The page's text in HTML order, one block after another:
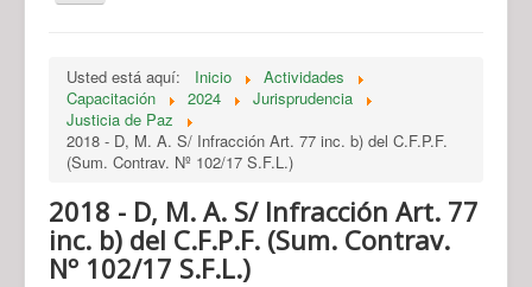
Legislación
Novedades
Recursos y Servicios de Atención
Usted está aquí: Inicio
Actividades
Capacitación
2024
Jurisprudencia
Justicia de Paz
2018 - D, M. A. S/ Infracción Art. 77 inc. b) del C.F.P.F.
(Sum. Contrav. Nº 102/17 S.F.L.)
2018 - D, M. A. S/ Infracción Art. 77
inc. b) del C.F.P.F. (Sum. Contrav.
Nº 102/17 S.F.L.)